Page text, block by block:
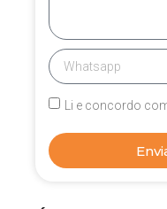
Li e concordo